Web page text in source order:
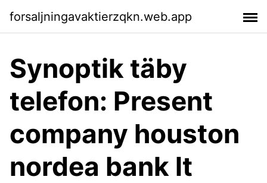
forsaljningavaktierzqkn.web.app
Synoptik täby
telefon: Present
company houston
nordea bank lt